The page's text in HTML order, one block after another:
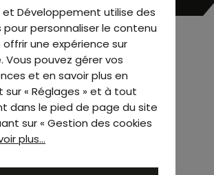
Michel
:numéro
financières
et Développement utilise des
pour personnaliser le contenu
une expérience sur
Vous pouvez gérer vos
et en savoir plus en
sur « Réglages » et à tout
dans le pied de page du site
sur « Gestion des cookies
plus...